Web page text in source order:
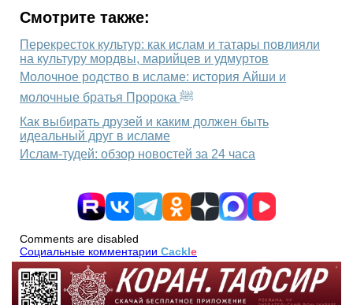
Смотрите также:
Перекресток культур: как ислам и татары повлияли
на культуру мордвы, марийцев и удмуртов
Молочное родство в исламе: история Айши и
молочные братья Пророка ﷺ
Как выбирать друзей и каким должен быть
идеальный друг в исламе
Ислам-тудей: обзор новостей за 24 часа
Comments are disabled
Социальные комментарии Cackle